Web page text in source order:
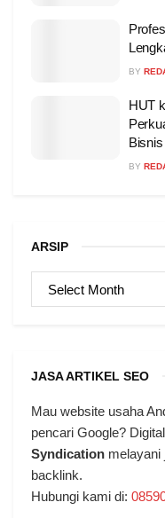
BY
HUT
Bisnis
BY
ARSIP
JASA ARTIKEL SEO
Mau website usaha
pencari Google?
Syndication melayani
backlink.
Hubungi kami di: